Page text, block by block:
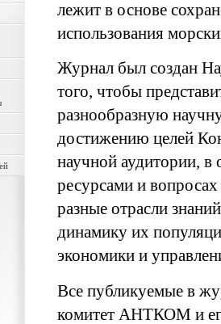
лежит в основе
использования
Журнал был создан
того, чтобы
разнообразную
достижению целей
научной аудитории, в
ресурсами и
разные отрасли
динамику их
экономики и
Все публикуемые в
комитет АНТКОМ и